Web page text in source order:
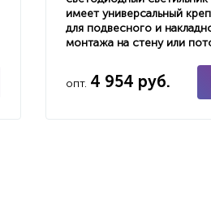
имеет универсальный
для подвесного и
монтажа на стену или
опт. 4 954 руб.